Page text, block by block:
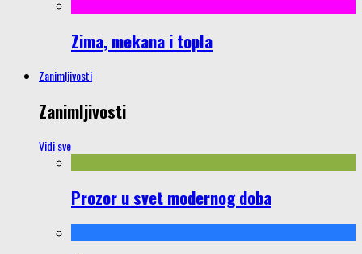
Zima, mekana i topla
Zanimljivosti
Zanimljivosti
Vidi sve
Prozor u svet modernog doba